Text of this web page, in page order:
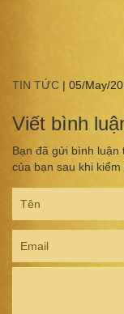
TIN TỨC | 05/May/
Viết bình
Bạn đã gửi bình luận
của bạn sau khi kiểm